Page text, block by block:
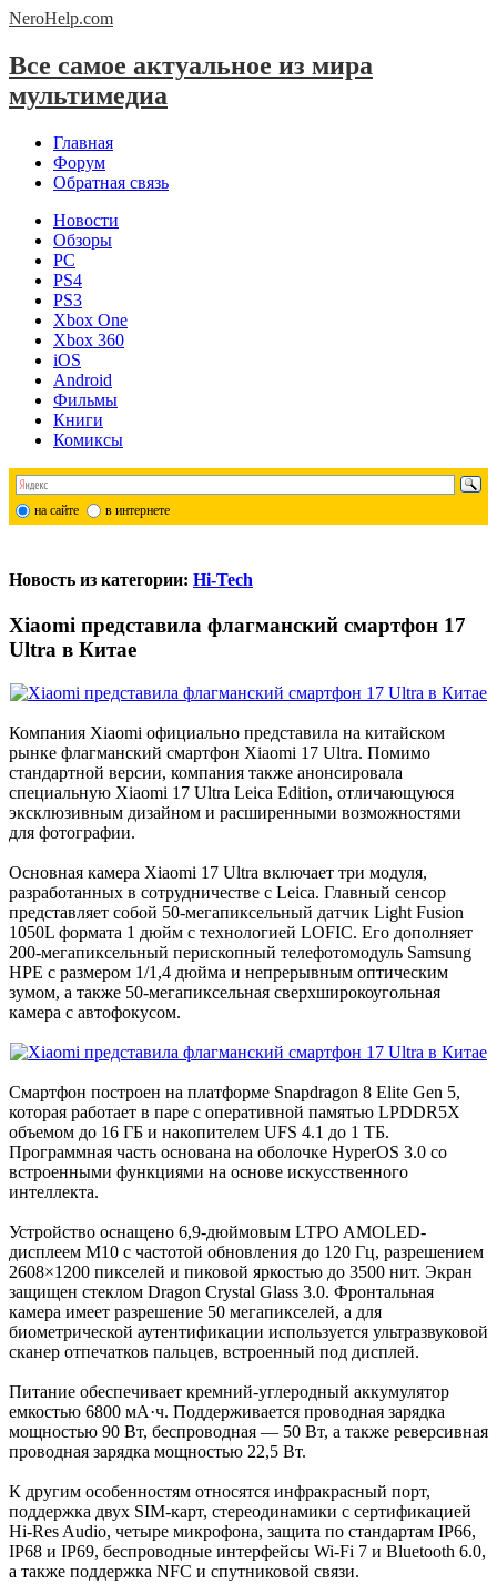
NeroHelp.com
Все самое актуальное из мира
мультимедиа
Главная
Форум
Обратная связь
Новости
Обзоры
PC
PS4
PS3
Xbox One
Xbox 360
iOS
Android
Фильмы
Книги
Комиксы
на сайте в интернете
Новость из категории: Hi-Tech
Xiaomi представила флагманский смартфон 17
Ultra в Китае
Компания Xiaomi официально представила на китайском
рынке флагманский смартфон Xiaomi 17 Ultra. Помимо
стандартной версии, компания также анонсировала
специальную Xiaomi 17 Ultra Leica Edition, отличающуюся
эксклюзивным дизайном и расширенными возможностями
для фотографии.
Основная камера Xiaomi 17 Ultra включает три модуля,
разработанных в сотрудничестве с Leica. Главный сенсор
представляет собой 50-мегапиксельный датчик Light Fusion
1050L формата 1 дюйм с технологией LOFIC. Его дополняет
200-мегапиксельный перископный телефотомодуль Samsung
HPE с размером 1/1,4 дюйма и непрерывным оптическим
зумом, а также 50-мегапиксельная сверхширокоугольная
камера с автофокусом.
Смартфон построен на платформе Snapdragon 8 Elite Gen 5,
которая работает в паре с оперативной памятью LPDDR5X
объемом до 16 ГБ и накопителем UFS 4.1 до 1 ТБ.
Программная часть основана на оболочке HyperOS 3.0 со
встроенными функциями на основе искусственного
интеллекта.
Устройство оснащено 6,9-дюймовым LTPO AMOLED-
дисплеем M10 с частотой обновления до 120 Гц, разрешением
2608×1200 пикселей и пиковой яркостью до 3500 нит. Экран
защищен стеклом Dragon Crystal Glass 3.0. Фронтальная
камера имеет разрешение 50 мегапикселей, а для
биометрической аутентификации используется ультразвуковой
сканер отпечатков пальцев, встроенный под дисплей.
Питание обеспечивает кремний-углеродный аккумулятор
емкостью 6800 мА·ч. Поддерживается проводная зарядка
мощностью 90 Вт, беспроводная — 50 Вт, а также реверсивная
проводная зарядка мощностью 22,5 Вт.
К другим особенностям относятся инфракрасный порт,
поддержка двух SIM-карт, стереодинамики с сертификацией
Hi-Res Audio, четыре микрофона, защита по стандартам IP66,
IP68 и IP69, беспроводные интерфейсы Wi-Fi 7 и Bluetooth 6.0,
а также поддержка NFC и спутниковой связи.